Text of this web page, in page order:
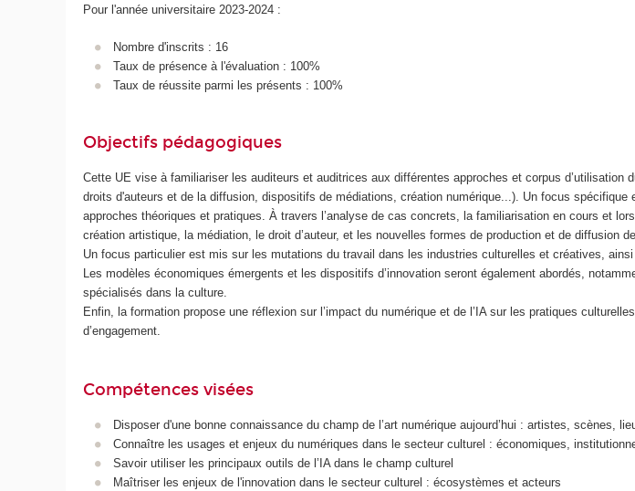
Pour l'année universitaire 2023-2024 :
Nombre d'inscrits : 16
Taux de présence à l'évaluation : 100%
Taux de réussite parmi les présents : 100%
Objectifs pédagogiques
Cette UE vise à familiariser les auditeurs et auditrices aux différentes approches et corpus d’utilisation
droits d'auteurs et de la diffusion, dispositifs de médiations, création numérique...). Un focus
approches théoriques et pratiques. À travers l’analyse de cas concrets, la familiarisation en cours et
création artistique, la médiation, le droit d’auteur, et les nouvelles formes de production et de diffusion
Un focus particulier est mis sur les mutations du travail dans les industries culturelles et créatives,
Les modèles économiques émergents et les dispositifs d’innovation seront également abordés,
spécialisés dans la culture.
Enfin, la formation propose une réflexion sur l’impact du numérique et de l’IA sur les pratiques
d’engagement.
Compétences visées
Disposer d'une bonne connaissance du champ de l’art numérique aujourd’hui : artistes, scènes,
Connaître les usages et enjeux du numériques dans le secteur culturel : économiques,
Savoir utiliser les principaux outils de l’IA dans le champ culturel
Maîtriser les enjeux de l'innovation dans le secteur culturel : écosystèmes et acteurs